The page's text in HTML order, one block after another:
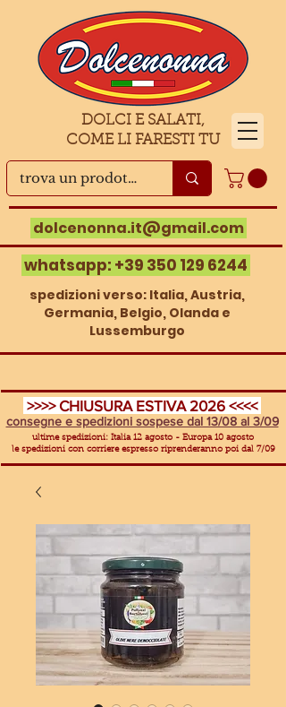
DOLCI E SALATI,
COME LI FARESTI TU
whatsapp: +39 350 129 6244
dolcenonna.it@gmail.com
spedizioni verso: Italia, Austria,
Germania, Belgio, Olanda e
Lussemburgo
ultime spedizioni: Italia 12 agosto - Europa 10 agosto
le spedizioni con corriere espresso riprenderanno poi dal 7/09
>>>> CHIUSURA ESTIVA 2026 <<<<
consegne e spedizioni sospese dal 13/08 al 3/09